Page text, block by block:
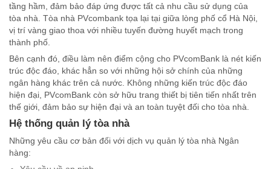
tầng hầm, đảm bảo đáp ứng được tất cả nhu cầu sử dụng của
tòa nhà. Tòa nhà PVcombank tọa lại tại giữa lòng phố cổ Hà Nội,
vị trí vàng giao thoa với nhiều tuyến đường huyết mạch trong
thành phố.
Bên cạnh đó, điều làm nên điểm cộng cho PVcomBank là nét kiến
trúc độc đáo, khác hẳn so với những hội sở chính của những
ngân hàng khác trên cả nước. Không những kiến trúc độc đáo
hiện đại, PVcomBank còn sở hữu trang thiết bị tiên tiến nhất trên
thế giới, đảm bảo sự hiện đại và an toàn tuyệt đối cho tòa nhà.
Hệ thống quản lý tòa nhà
Những yêu cầu cơ bản đối với dịch vụ quản lý tòa nhà Ngân
hàng: